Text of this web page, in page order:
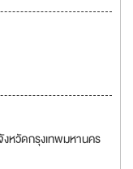
หวัดกรุงเทพมหานคร